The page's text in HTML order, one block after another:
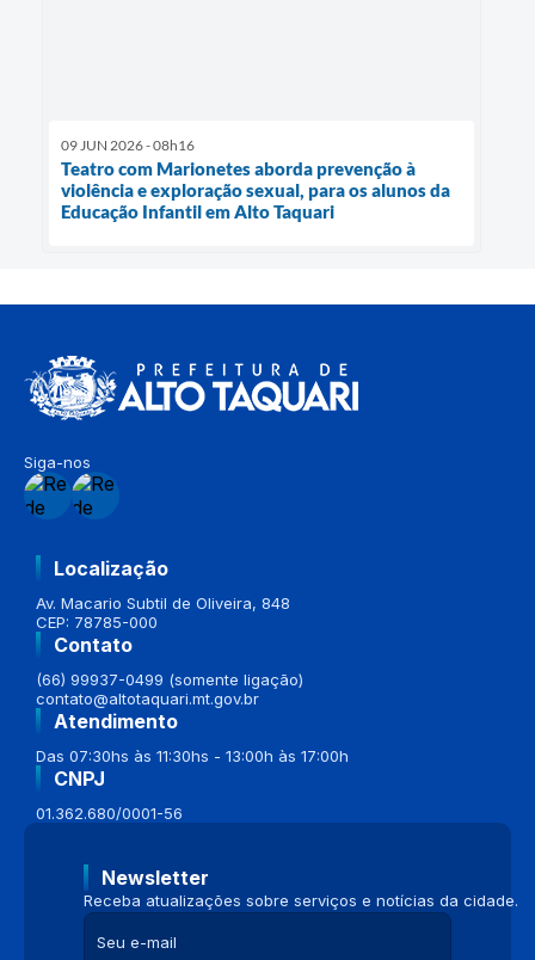
09 JUN 2026 - 08h16
Teatro com Marionetes aborda prevenção à
violência e exploração sexual, para os alunos da
Educação Infantil em Alto Taquari
Siga-nos
Localização
Av. Macario Subtil de Oliveira, 848
CEP: 78785-000
Contato
(66) 99937-0499 (somente ligação)
contato@altotaquari.mt.gov.br
Atendimento
Das 07:30hs às 11:30hs - 13:00h às 17:00h
CNPJ
01.362.680/0001-56
Newsletter
Receba atualizações sobre serviços e notícias da cidade.